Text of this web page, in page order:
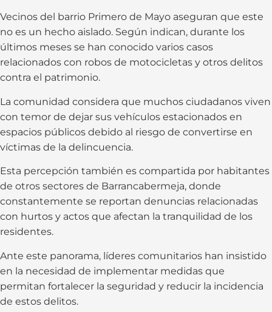
Vecinos del barrio Primero de Mayo aseguran que este
no es un hecho aislado. Según indican, durante los
últimos meses se han conocido varios casos
relacionados con robos de motocicletas y otros delitos
contra el patrimonio.
La comunidad considera que muchos ciudadanos viven
con temor de dejar sus vehículos estacionados en
espacios públicos debido al riesgo de convertirse en
víctimas de la delincuencia.
Esta percepción también es compartida por habitantes
de otros sectores de Barrancabermeja, donde
constantemente se reportan denuncias relacionadas
con hurtos y actos que afectan la tranquilidad de los
residentes.
Ante este panorama, líderes comunitarios han insistido
en la necesidad de implementar medidas que
permitan fortalecer la seguridad y reducir la incidencia
de estos delitos.